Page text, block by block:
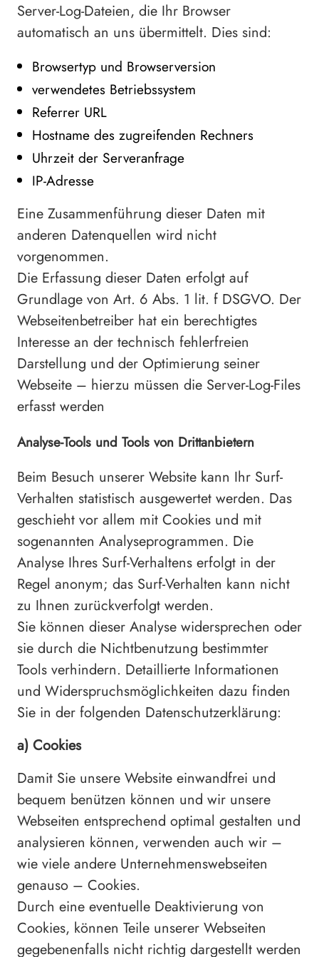
Server-Log-Dateien, die Ihr Browser
automatisch an uns übermittelt. Dies sind:
Browsertyp und Browserversion
verwendetes Betriebssystem
Referrer URL
Hostname des zugreifenden Rechners
Uhrzeit der Serveranfrage
IP-Adresse
Eine Zusammenführung dieser Daten mit
anderen Datenquellen wird nicht
vorgenommen.
Die Erfassung dieser Daten erfolgt auf
Grundlage von Art. 6 Abs. 1 lit. f DSGVO. Der
Webseitenbetreiber hat ein berechtigtes
Interesse an der technisch fehlerfreien
Darstellung und der Optimierung seiner
Webseite – hierzu müssen die Server-Log-Files
erfasst werden
Analyse-Tools und Tools von Drittanbietern
Beim Besuch unserer Website kann Ihr Surf-
Verhalten statistisch ausgewertet werden. Das
geschieht vor allem mit Cookies und mit
sogenannten Analyseprogrammen. Die
Analyse Ihres Surf-Verhaltens erfolgt in der
Regel anonym; das Surf-Verhalten kann nicht
zu Ihnen zurückverfolgt werden.
Sie können dieser Analyse widersprechen oder
sie durch die Nichtbenutzung bestimmter
Tools verhindern. Detaillierte Informationen
und Widerspruchsmöglichkeiten dazu finden
Sie in der folgenden Datenschutzerklärung:
a) Cookies
Damit Sie unsere Website einwandfrei und
bequem benützen können und wir unsere
Webseiten entsprechend optimal gestalten und
analysieren können, verwenden auch wir –
wie viele andere Unternehmenswebseiten
genauso – Cookies.
Durch eine eventuelle Deaktivierung von
Cookies, können Teile unserer Webseiten
gegebenenfalls nicht richtig dargestellt werden